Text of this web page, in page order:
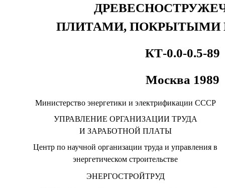
ПЛИТАМИ, ПОКРЫТЫМИ
КТ-0.0-0.5-89
Москва 1989
Министерство энергетики и электрификации СССР
УПРАВЛЕНИЕ ОРГАНИЗАЦИИ ТРУДА
И ЗАРАБОТНОЙ ПЛАТЫ
Центр по научной организации труда и управления в
энергетическом строительстве
ЭНЕРГОСТРОЙТРУД